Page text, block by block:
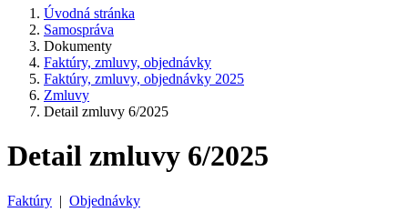
Úvodná stránka
Samospráva
Dokumenty
Faktúry, zmluvy, objednávky
Faktúry, zmluvy, objednávky 2025
Zmluvy
Detail zmluvy 6/2025
Detail zmluvy 6/2025
Faktúry | Objednávky